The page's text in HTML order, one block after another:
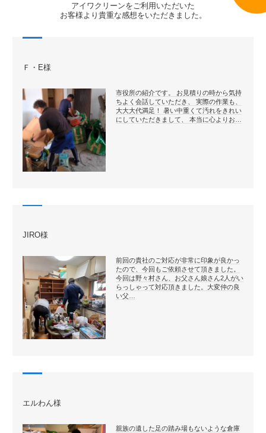
アイワクリーンをご利用いただいた
お客様より貴重な感想をいただきました。
Ｆ・E様
市役所の紹介です。 お見積りの時から気持
ちよく会話していただき、 実際の作業も、
大大大代満足！ 暑い中重くて汚れをきれい
にしていただきまして、 本当に心よりお…
JIRO様
前回の貴社のご対応が非常に印象が良かっ
たので、今回もご依頼させて頂きました。
今回は野々村さん、お父さん娘さん2人がい
らっしゃって対応頂きました。大変仲の良
い父…
エルわん様
親族の遺した足の踏み場もないような倉庫